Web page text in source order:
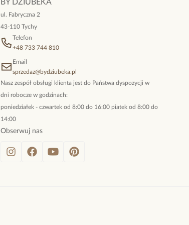
BY DZIUBEKA
ul. Fabryczna 2
43-110 Tychy
Telefon
+48 733 744 810
Email
sprzedaz@bydziubeka.pl
Nasz zespół obsługi klienta jest do Państwa dyspozycji w
dni robocze w godzinach:
poniedziałek - czwartek od 8:00 do 16:00 piatek od 8:00 do
14:00
Obserwuj nas